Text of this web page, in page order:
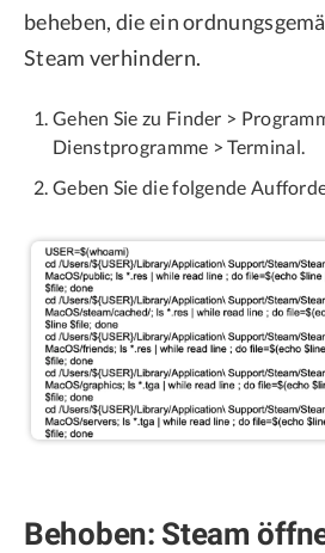
beheben, die ein
Steam verhindern.
Gehen Sie zu Finder >
Dienstprogramme > Terminal.
Geben Sie die folgende
Behoben: Steam